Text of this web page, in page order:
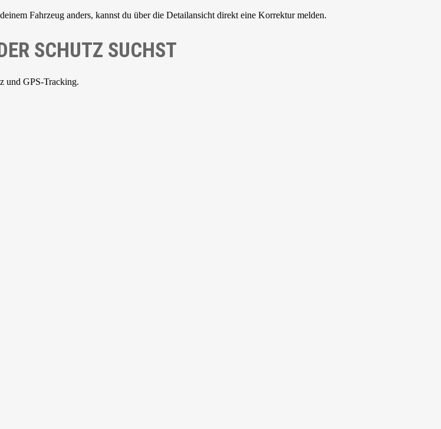
Fahrzeug anders, kannst du über die Detailansicht direkt eine Korrektur melden.
SCHUTZ SUCHST
und GPS-Tracking.